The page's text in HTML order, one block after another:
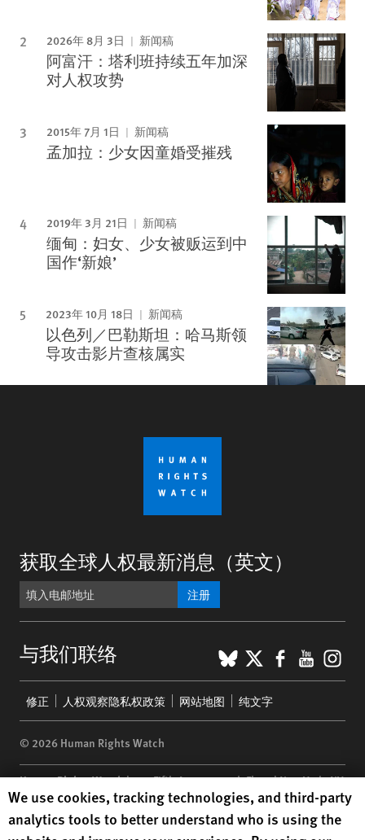
2026年 8月 3日 新闻稿
阿富汗：塔利班持续五年加深
对人权攻势
2015年 7月 1日 新闻稿
孟加拉：少女因童婚受摧残
2019年 3月 21日 新闻稿
缅甸：妇女、少女被贩运到中
国作‘新娘’
2023年 10月 18日 新闻稿
以色列／巴勒斯坦：哈马斯领
导攻击影片查核属实
获取全球人权最新消息（英文）
注册
与我们联络 BlueSky
X
menu
修正 人权观察隐私权政策 网站地图 纯文字
© 2026 Human Rights Watch
Human Rights Watch| 350 Fifth Avenue, 34th Floor | New York,NY
10118-3299USA|t 1.212.290.4700
Human Rights Watchis a 501(C)(3) nonprofit registered in the US
Human Rights Watch cookie preferences
We use cookies, tracking technologies, and third-party
analytics tools to better understand who is using the